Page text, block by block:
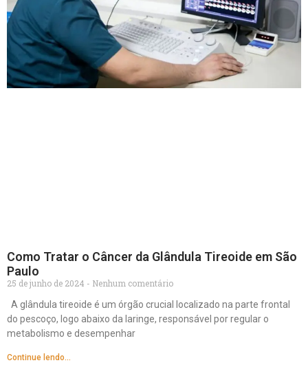
Como Tratar o Câncer da Glândula Tireoide em São
Paulo
25 de junho de 2024
Nenhum comentário
A glândula tireoide é um órgão crucial localizado na parte frontal
do pescoço, logo abaixo da laringe, responsável por regular o
metabolismo e desempenhar
Continue lendo...